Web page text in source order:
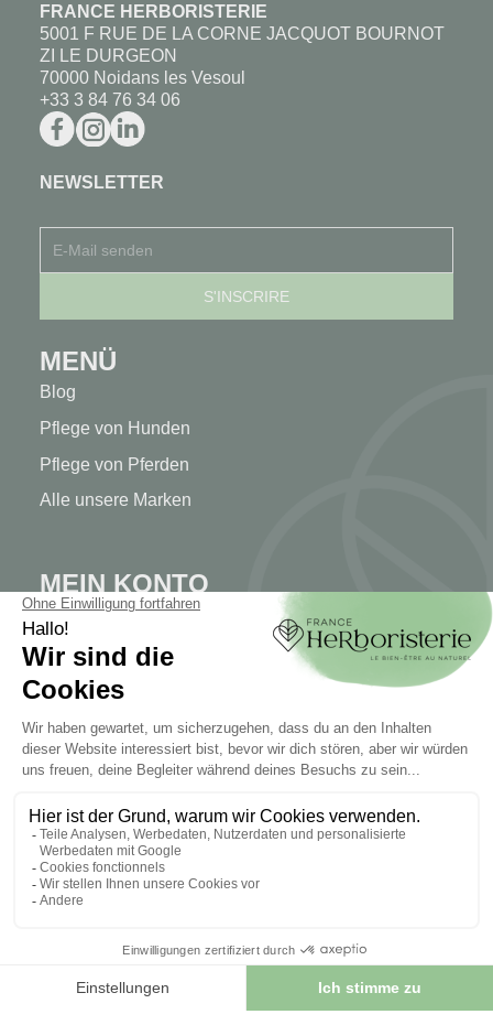
FRANCE HERBORISTERIE
5001 F RUE DE LA CORNE JACQUOT BOURNOT
ZI LE DURGEON
70000 Noidans les Vesoul
+33 3 84 76 34 06
NEWSLETTER
MENÜ
Blog
Pflege von Hunden
Pflege von Pferden
Alle unsere Marken
MEIN KONTO
Mein Konto
Authentifizierung
Seguimiento de pedidos
Cree su cuenta
INFORMATIONEN
Kontaktieren Sie uns
Sitemap
Unser Kräuterladen
Sicheres Bezahlen